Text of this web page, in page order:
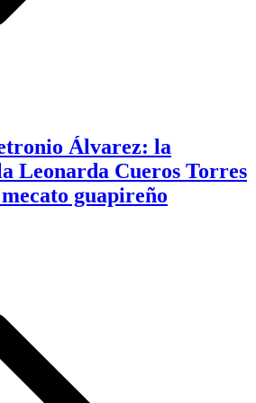
Álvarez: la
Leonarda Cueros Torres
guapireño